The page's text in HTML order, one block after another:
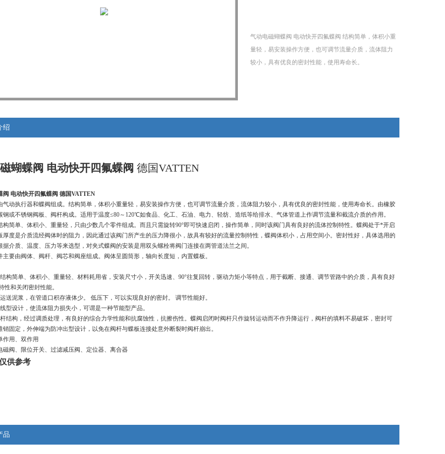
气动电磁蝴蝶阀 电动快开四氟蝶阀 结构简单，体积小重
量轻，易安装操作方便，也可调节流量介质，流体阻力
较小，具有优良的密封性能，使用寿命长。
绍
蝴蝶阀 电动快开四氟蝶阀 德国VATTEN
阀 电动快开四氟蝶阀 德国VATTEN
气动执行器和蝶阀组成。结构简单，体积小重量轻，易安装操作方便，也可调节流量介质，流体阻力较小，具有优良的密封性能，使用寿命长。由橡胶
钢或不锈钢阀板、阀杆构成。适用于温度≤80～120℃如食品、化工、石油、电力、轻纺、造纸等给排水、气体管道上作调节流量和截流介质的作用。
构简单、体积小、重量轻，只由少数几个零件组成。而且只需旋转90°即可快速启闭，操作简单，同时该阀门具有良好的流体控制特性。蝶阀处于*开启
厚度是介质流经阀体时的阻力，因此通过该阀门所产生的压力降很小，故具有较好的流量控制特性，蝶阀体积小，占用空间小。密封性好，具体选用的
据介质、温度、压力等来选型，对夹式蝶阀的安装是用双头螺栓将阀门连接在两管道法兰之间。
主要由阀体、阀杆、阀芯和阀座组成。阀体呈圆筒形，轴向长度短，内置蝶板。
构简单、体积小、重量轻、材料耗用省，安装尺寸小，开关迅速、90°往复回转，驱动力矩小等特点，用于截断、接通、调节管路中的介质，具有良好
性和关闭密封性能。
送泥浆，在管道口积存液体少。 低压下，可以实现良好的密封。 调节性能好。
型设计，使流体阻力损失小，可谓是一种节能型产品。
结构，经过调质处理，有良好的综合力学性能和抗腐蚀性，抗擦伤性。蝶阀启闭时阀杆只作旋转运动而不作升降运行，阀杆的填料不易破坏，密封可
销固定，外伸端为防冲出型设计，以免在阀杆与蝶板连接处意外断裂时阀杆崩出。
作用、双作用
磁阀、限位开关、过滤减压阀、定位器、离合器
供参考
品